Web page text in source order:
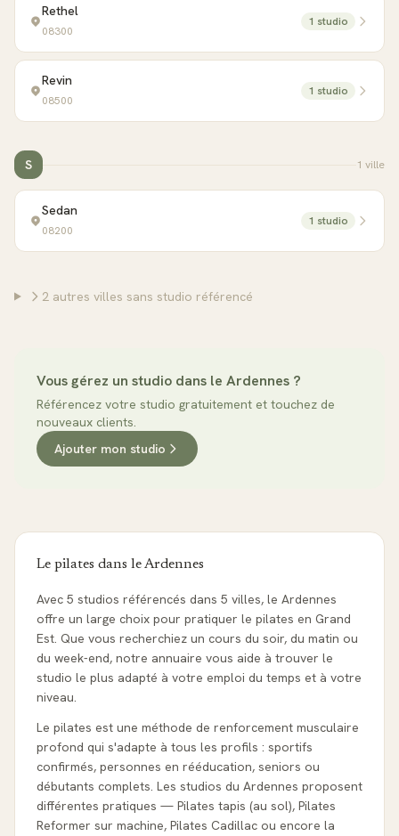
Rethel
08300
1 studio
Revin
08500
1 studio
S 1 ville
Sedan
08200
1 studio
2autres villes sans studio référencé
Vous gérez un studio dans le Ardennes ?
Référencez votre studio gratuitement et touchez de
nouveaux clients.
Ajouter mon studio
Le pilates dans leArdennes
Avec 5 studios référencés dans 5 villes, le Ardennes
offre un large choix pour pratiquer le pilates en Grand
Est. Que vous recherchiez un cours du soir, du matin ou
du week-end, notre annuaire vous aide à trouver le
studio le plus adapté à votre emploi du temps et à votre
niveau.
Le pilates est une méthode de renforcement musculaire
profond qui s'adapte à tous les profils : sportifs
confirmés, personnes en rééducation, seniors ou
débutants complets. Les studios du Ardennes proposent
différentes pratiques — Pilates tapis (au sol), Pilates
Reformer sur machine, Pilates Cadillac ou encore la